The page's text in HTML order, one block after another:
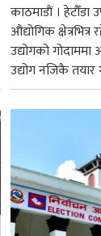
काठमाडाैं । हेटौँडा
औद्योगिक
उद्योगको
उद्योग नजिकै तयार